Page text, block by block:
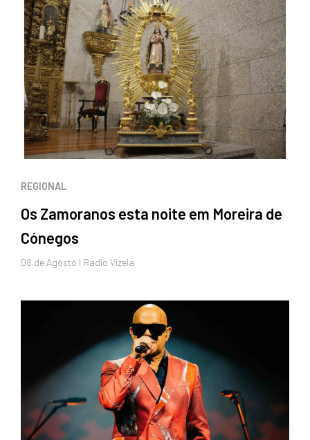
REGIONAL
Os Zamoranos esta noite em Moreira de
Cónegos
08 de Agosto I Radio Vizela